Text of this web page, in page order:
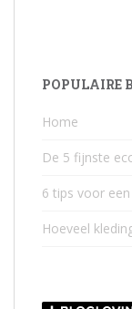
POPULAIRE
Home
De 5 fijnste
6 tips voor
Hoeveel